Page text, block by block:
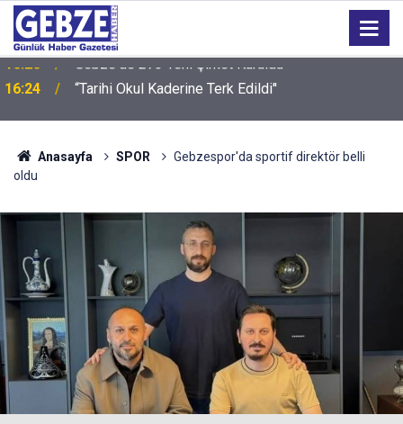
16:24 “Tarihi Okul Kaderine Terk Edildi''
Anasayfa SPOR
Gebzespor'da sportif direktör belli
oldu